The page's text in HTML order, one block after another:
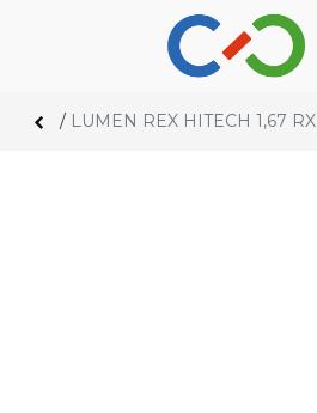
/ LUMEN REX HITECH 1,67 RX